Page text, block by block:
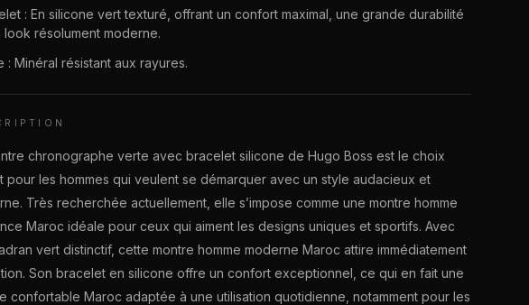
: En silicone vert texturé, offrant un confort maximal, une grande durabilité
look résolument moderne.
: Minéral résistant aux rayures.
chronographe verte avec bracelet silicone de Hugo Boss est le choix
pour les hommes qui veulent se démarquer avec un style audacieux et
Très recherchée actuellement, elle s’impose comme une montre homme
Maroc idéale pour ceux qui aiment les designs uniques et sportifs. Avec
vert distinctif, cette montre homme moderne Maroc attire immédiatement
Son bracelet en silicone offre un confort exceptionnel, ce qui en fait une
confortable Maroc adaptée à une utilisation quotidienne, notamment pour les